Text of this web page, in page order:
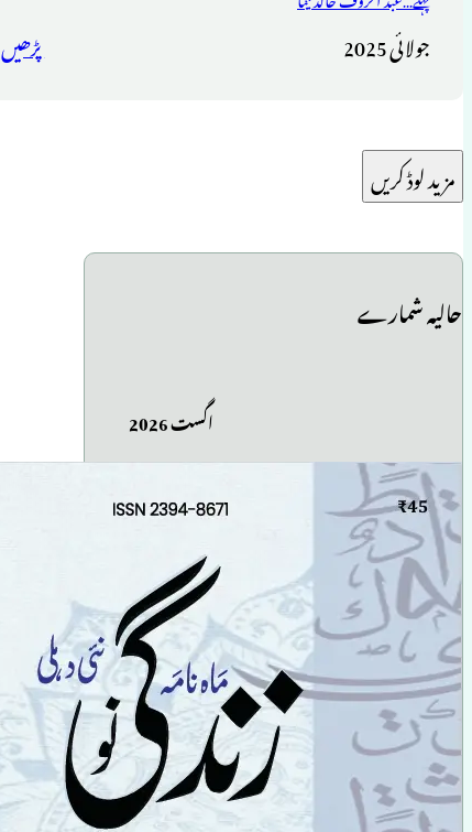
جولائی 2025 پڑھیں
مزید لوڈ کریں
حالیہ شمارے
اگست 2026